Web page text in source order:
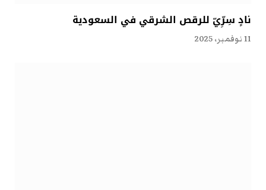
نادٍ سِرِّيّ للرقص الشرقي في السعودية
11 نوفمبر، 2025